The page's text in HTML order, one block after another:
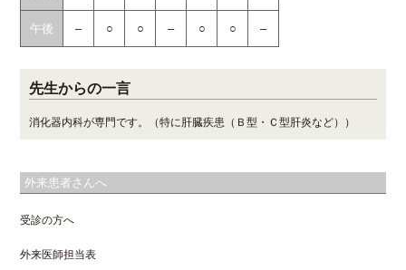
午後 – ○ ○ – ○ ○ –
先生からの一言
消化器内科が専門です。（特に肝臓疾患（Ｂ型・Ｃ型肝炎など））
外来患者さんへ
受診の方へ
外来医師担当表